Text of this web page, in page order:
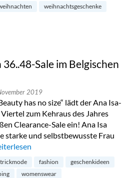
weihnachtsgeschenke
Sale im Belgischen
2019
has no size“ lädt der Ana Isa-
zum Kehraus des Jahres
Clearance-Sale ein! Ana Isa
starke und selbstbewusste Frau
Ana Isa 36..48-Sale im Belgischen
fashion
geschenkideen
womenswear